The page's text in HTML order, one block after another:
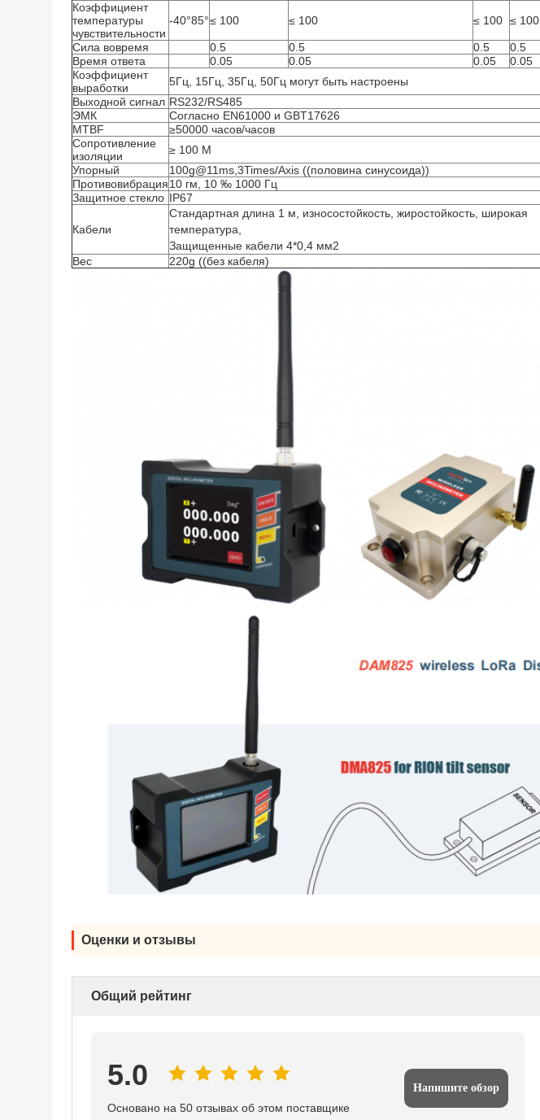
Коэффициент
температуры
чувствительности
-40°85°≤ 100 ≤ 100 ≤ 100 ≤ 100
Сила вовремя 0.5 0.5 0.5 0.5
Время ответа
0.05 0.05 0.05 0.05
Коэффициент
выработки
5Гц, 15Гц, 35Гц, 50Гц могут быть настроены
Выходной сигнал RS232/RS485
ЭМК
Согласно EN61000 и GBT17626
MTBF
≥50000 часов/часов
Сопротивление
изоляции
≥ 100 М
Упорный
100g@11ms,3Times/Axis ((половина синусоида))
Противовибрация10 гм, 10 ‰ 1000 Гц
Защитное стекло IP67
Кабели
Стандартная длина 1 м, износостойкость, жиростойкость, широкая
температура,
Защищенные кабели 4*0,4 мм2
Вес
220g ((без кабеля)
Оценки и отзывы
Общий рейтинг
5.0
Основано на 50 отзывах об этом поставщике
Напишите обзор